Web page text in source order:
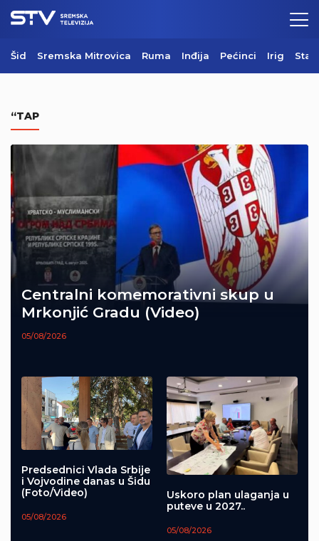
Šid Sremska Mitrovica Ruma Inđija Pećinci Irig
“TAP
Centralni komemorativni skup u
Mrkonjić Gradu (Video)
05/08/2026
Predsednici Vlada Srbije
i Vojvodine danas u Šidu
(Foto/Video)
05/08/2026
Uskoro plan ulaganja u
puteve u 2027..
05/08/2026